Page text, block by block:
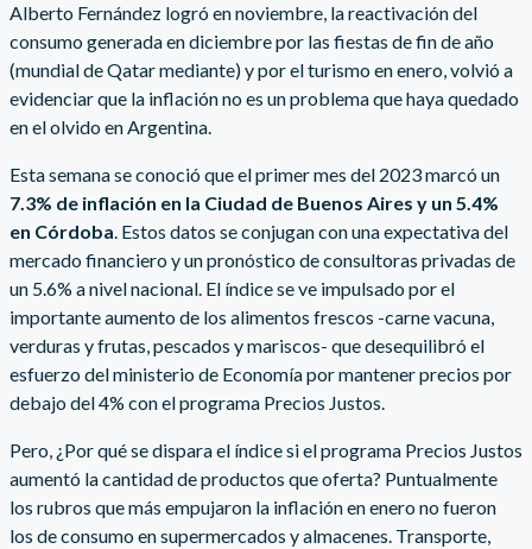
Alberto Fernández logró en noviembre, la reactivación del
consumo generada en diciembre por las fiestas de fin de año
(mundial de Qatar mediante) y por el turismo en enero, volvió a
evidenciar que la inflación no es un problema que haya quedado
en el olvido en Argentina.
Esta semana se conoció que el primer mes del 2023 marcó un
7.3% de inflación en la Ciudad de Buenos Aires y un 5.4%
en Córdoba. Estos datos se conjugan con una expectativa del
mercado financiero y un pronóstico de consultoras privadas de
un 5.6% a nivel nacional. El índice se ve impulsado por el
importante aumento de los alimentos frescos -carne vacuna,
verduras y frutas, pescados y mariscos- que desequilibró el
esfuerzo del ministerio de Economía por mantener precios por
debajo del 4% con el programa Precios Justos.
Pero, ¿Por qué se dispara el índice si el programa Precios Justos
aumentó la cantidad de productos que oferta? Puntualmente
los rubros que más empujaron la inflación en enero no fueron
los de consumo en supermercados y almacenes. Transporte,